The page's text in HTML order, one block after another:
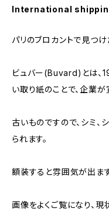
International
パリのブロカントで見つけ
ビュバー(Buvard)とは、
い取り紙のことで、企業
古いものですので、シミ、
られます。
額装すると雰囲気が出ます
画像をよくご覧になり、